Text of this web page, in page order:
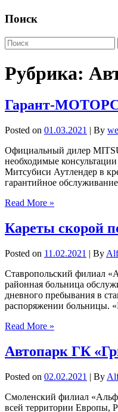
Поиск
Рубрика:
Гарант-
Posted on 01.03.2021 | By
Официальный дилер
необходимые
Митсубиси Аутлендер в
гарантийное
Read More »
Кареты скорой
Posted on 11.02.2021 | By
Ставропольский филиал
районная больница
дневного пребывания в
распоряжении больницы.
Read More »
Автопарк ГК
Posted on 02.02.2021 | By
Смоленский филиал
всей территории Европы,